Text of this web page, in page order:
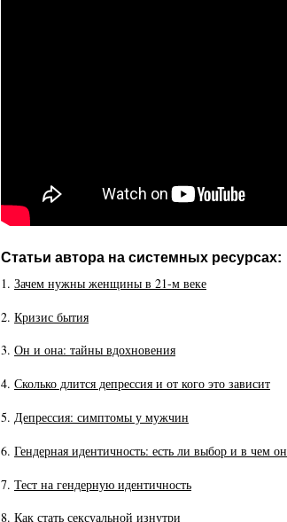
Статьи автора на системных ресурсах:
1. Зачем нужны женщины в 21-м веке
2. Кризис бытия
3. Он и она: тайны вдохновения
4. Сколько длится депрессия и от кого это зависит
5. Депрессия: симптомы у мужчин
6. Гендерная идентичность: есть ли выбор и в чем он
7. Тест на гендерную идентичность
8. Как стать сексуальной изнутри